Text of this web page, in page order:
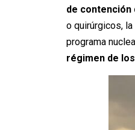
de contención
o quirúrgicos,
programa
régimen de